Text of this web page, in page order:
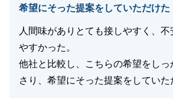
希望にそった提案をしていただけた
人間味がありとても接しやすく、
やすかった。
他社と比較し、こちらの希望をし
さり、希望にそった提案をしていた